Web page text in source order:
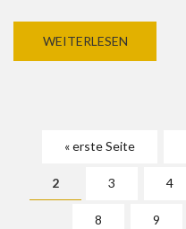
WEITERLESEN
« erste Seite
2 3 4
8 9